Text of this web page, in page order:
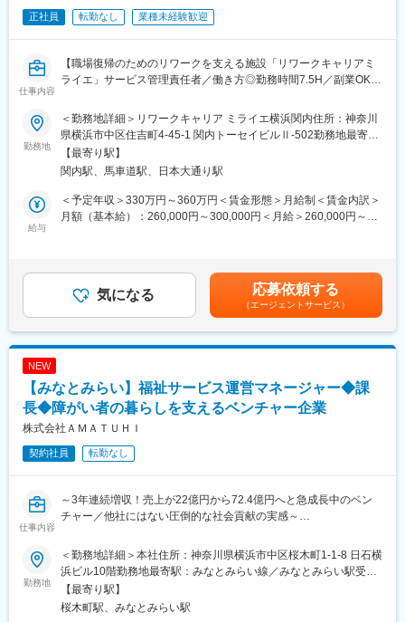
援を手掛けるパイオニア企業です。
発達障害のある方の強みに着目し、一人ひとりが自分らしく働け
る社会の実現を目指してきました。これまでの就労支援実績は
2,000名以上。
「誰かの可能性を広げたい」「社会に良い変化を生み出したい」
変更の範囲：会社の定める業務
※その他、志向性や前職のご経験を生かして、法人企業への営業活
ケティング活動など、幅広い業務に携わることができ、多くのス
キルが身につきます。
■業界未経験の方も多数活躍！
人生経験を活かしてミドルシニアの方、顧客折衝経験を活かして
接客や営業の方など
■拠点の支援体制
支援員は、主に担当の訓練生に対しての上記業務を行い、職業訓
練講師は主に60代以上で過去にマネジメント経験がございます。
模擬職場の中の上司役として指導にあたります
に合わせた多角的な事業展開で、子どもから大人まで幅広いライ
フステージの方を応援し続けています。
一人一人の凸凹を科学的に分析・対策をし発達障害の支援をベー
スとしたアプローチをとり、これまでに2000名以上の就労支援実
績があります。
正社員 転勤なし 業種未経験歓迎
仕事内容
【職場復帰のためのリワークを支える施設「リワークキャリアミ
ライエ」サービス管理責任者／働き方◎勤務時間7.5H／副業OK／
■業務概要：
休職者様の職場復帰をサポートする「リワークキャリアミライエ
横浜関内」にてサービス管理責任者をお任せします！
2026年2月にリニューアルオープンした新しい施設です。
■業務内容：
・日々の支援業務のフォローアップ
・所定労働時間7.5時間、年間休日125日、残業はほぼなしとメリ
ハリをつけて就業できますのでワークライフバランスが充実でき
ます！
■特徴・魅力：
■モデル年収・キャリアパス：
・チーフ：480万円-550万円
・事業統括責任者：550万円～
■リワークプログラムとは：
勤務地
＜勤務地詳細＞リワークキャリア ミライエ横浜関内住所：神奈川
県横浜市中区住吉町4-45-1 関内トーセイビルⅡ-502勤務地最寄
駅：JR京浜東北線／関内駅受動喫煙対策：敷地内全面禁煙
【最寄り駅】
関内駅、馬車道駅、日本大通り駅
給与
＜予定年収＞330万円～360万円＜賃金形態＞月給制＜賃金内訳＞
月額（基本給）：260,000円～300,000円＜月給＞260,000円～
気になる 応募依頼する
（エージェントサービス）
NEW
【みなとみらい】福祉サービス運営マネージャー◆課
長◆障がい者の暮らしを支えるベンチャー企業
株式会社ＡＭＡＴＵＨＩ
契約社員 転勤なし
仕事内容
～3年連続増収！売上が22億円から72.4億円へと急成長中のベン
チャー／他社にはない圧倒的な社会貢献の実感～
ミッションは「『生きる』を豊かに。
AMATUHIは、「生きる」を支える社会インフラ企業です。
福祉の現場を原点に、住まい、地域、デジタル、生活支援を有機
的につなぎ、誰もが自分らしく生きられる基盤を整えています。
社会とのつながりを実感し、自らの可能性に挑戦できる社会を実
勤務地
＜勤務地詳細＞本社住所：神奈川県横浜市中区桜木町1-1-8 日石横
浜ビル10階勤務地最寄駅：みなとみらい線／みなとみらい駅受動
喫煙対策：屋内全面禁煙変更の範囲：会社の定める事業所（リモ
ートワーク含む）
【最寄り駅】
桜木町駅、みなとみらい駅